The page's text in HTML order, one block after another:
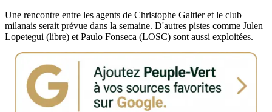
Une rencontre entre les agents de Christophe Galtier et le club
milanais serait prévue dans la semaine. D'autres pistes comme Julen
Lopetegui (libre) et Paulo Fonseca (LOSC) sont aussi exploitées.